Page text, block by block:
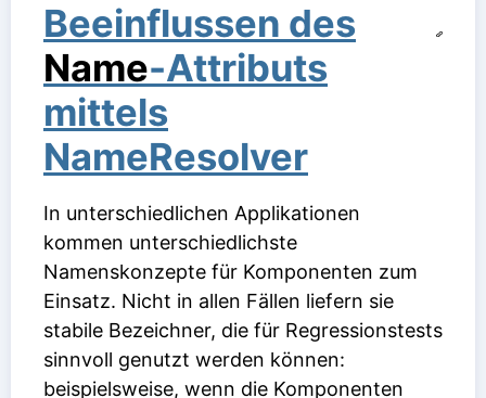
Beeinflussen des
Name-Attributs
mittels
NameResolver
In unterschiedlichen Applikationen
kommen unterschiedlichste
Namenskonzepte für Komponenten zum
Einsatz. Nicht in allen Fällen liefern sie
stabile Bezeichner, die für Regressionstests
sinnvoll genutzt werden können:
beispielsweise, wenn die Komponenten